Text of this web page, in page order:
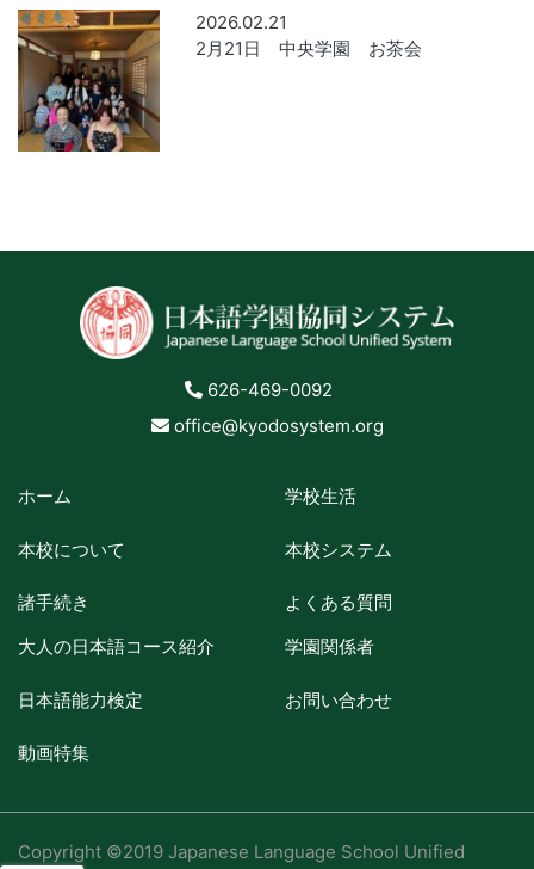
2026.02.21
2月21日 中央学園 お茶会
626-469-0092
office@kyodosystem.org
ホーム
本校について
諸手続き
学校生活
本校システム
よくある質問
大人の日本語コース紹介
日本語能力検定
動画特集
学園関係者
お問い合わせ
Copyright ©2019 Japanese Language School Unified